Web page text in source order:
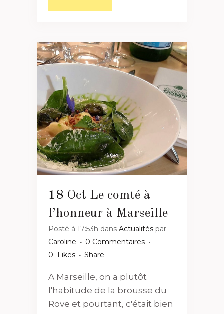
18 Oct Le comté à
l’honneur à Marseille
Posté à 17:53h dans Actualités par
Caroline
0 Commentaires
0
Likes Share
A Marseille, on a plutôt
l'habitude de la brousse du
Rove et pourtant, c'était bien